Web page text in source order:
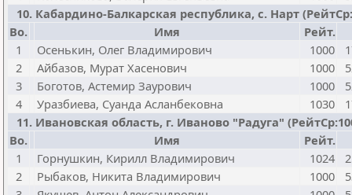
10. Кабардино-Балкарская республика, с. Нарт
Bo.
Имя
Рейт.
1
Осенькин, Олег Владимирович 1000
2
Айбазов, Мурат Хасенович 1000
3
Боготов, Астемир Заурович 1000
4
Уразбиева, Суанда Асланбековна 1030
11. Ивановская область, г. Иваново "Радуга"
Bo.
Имя
Рейт.
1
Горнушкин, Кирилл Владимирович 1024
2
Рыбаков, Никита Владимирович 1000